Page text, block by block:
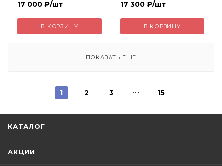
17 000 ₽/шт
В КОРЗИНУ
17 300₽/шт
В КОРЗИНУ
ПОКАЗАТЬ ЕЩЕ
1 2 3 15
КАТАЛОГ
АКЦИИ